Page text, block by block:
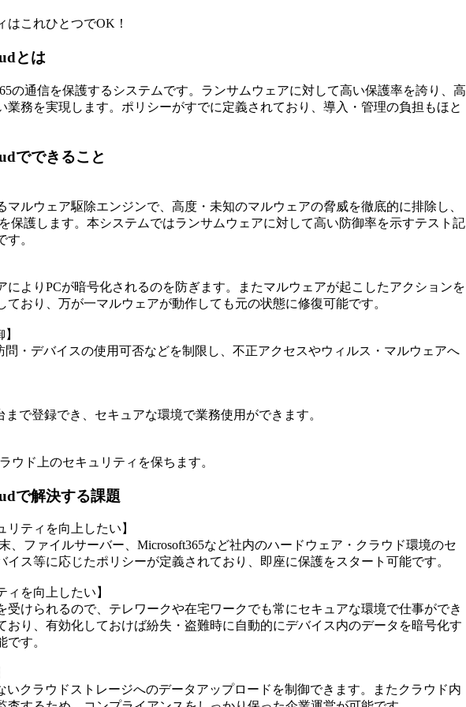
はこれひとつでOK！
とは
の通信を保護するシステムです。ランサムウェアに対して高い保護率を誇り、高
業務を実現します。ポリシーがすでに定義されており、導入・管理の負担もほと
でできること
ルウェア駆除エンジンで、高度・未知のマルウェアの脅威を徹底的に排除し、
保護します。本システムではランサムウェアに対して高い防御率を示すテスト記
。
によりPCが暗号化されるのを防ぎます。またマルウェアが起こしたアクションを
おり、万が一マルウェアが動作しても元の状態に修復可能です。
問・デバイスの使用可否などを制限し、不正アクセスやウィルス・マルウェアへ
で登録でき、セキュアな環境で業務使用ができます。
ウド上のセキュリティを保ちます。
で解決する課題
リティを向上したい】
、ファイルサーバー、Microsoft365など社内のハードウェア・クラウド環境のセ
ス等に応じたポリシーが定義されており、即座に保護をスタート可能です。
ィを向上したい】
受けられるので、テレワークや在宅ワークでも常にセキュアな環境で仕事ができ
おり、有効化しておけば紛失・盗難時に自動的にデバイス内のデータを暗号化す
す。
いクラウドストレージへのデータアップロードを制御できます。またクラウド内